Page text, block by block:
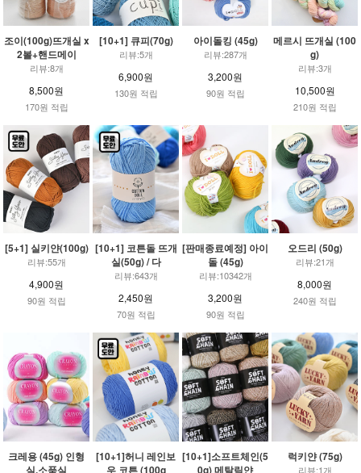
조이(100g)뜨개실 x
2볼+핸드메이
리뷰:8개
8,500원
170원 적립
[10+1] 큐피(70g)
리뷰:5개
6,900원
130원 적립
아이돌킹 (45g)
리뷰:287개
3,200원
90원 적립
메르시 뜨개실 (100
g)
리뷰:3개
10,500원
210원 적립
[5+1] 실키얀(100g)
리뷰:55개
4,900원
90원 적립
[10+1] 코튼돌 뜨개
실(50g) / 다
리뷰:643개
2,450원
70원 적립
[판매종료예정] 아이
돌 (45g)
리뷰:10342개
3,200원
90원 적립
오드리 (50g)
리뷰:21개
8,000원
240원 적립
크레용 (45g) 인형
실,소품실
[10+1]허니 레인보
우 코튼 (100g
[10+1]소프트체인(5
0g) 메탈릭얀
럭키얀 (75g)
리뷰:1개